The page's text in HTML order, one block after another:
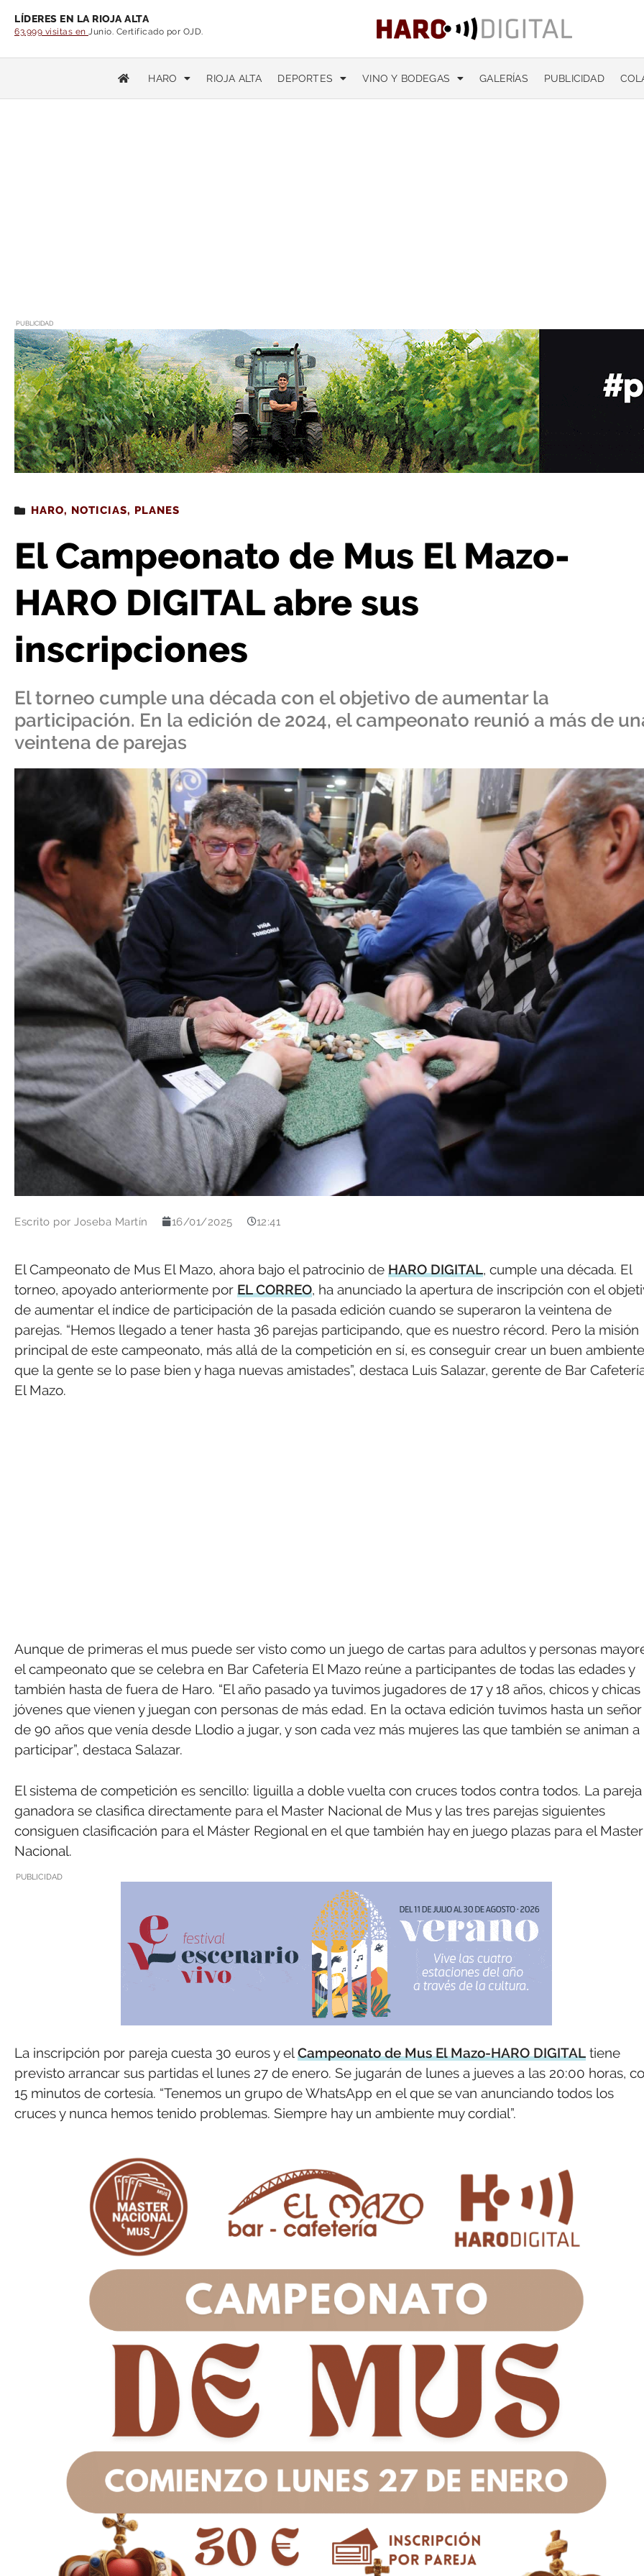
LÍDERES EN LA RIOJA ALTA
63.999 visitas en Junio. Certificado por OJD.
HARO RIOJA ALTA DEPORTES VINO Y BODEGAS GALERÍAS PUBLICIDAD
PUBLICIDAD
Estás leyendo: El Campeonato de Mus El Mazo-HARO DIGITAL abre sus inscripciones
HARO, NOTICIAS, PLANES
El Campeonato de Mus El Mazo-
HARO DIGITAL abre sus
inscripciones
El torneo cumple una década con el objetivo de aumentar la
participación. En la edición de 2024, el campeonato reunió a más de
veintena de parejas
Escrito por Joseba Martín 16/01/2025 12:41
El Campeonato de Mus El Mazo, ahora bajo el patrocinio de HARO DIGITAL, cumple una década. El
torneo, apoyado anteriormente por EL CORREO, ha anunciado la apertura de inscripción con el
de aumentar el índice de participación de la pasada edición cuando se superaron la veintena de
parejas. “Hemos llegado a tener hasta 36 parejas participando, que es nuestro récord. Pero la misión
principal de este campeonato, más allá de la competición en sí, es conseguir crear un buen
que la gente se lo pase bien y haga nuevas amistades”, destaca Luis Salazar, gerente de Bar
El Mazo.
Aunque de primeras el mus puede ser visto como un juego de cartas para adultos y personas
el campeonato que se celebra en Bar Cafetería El Mazo reúne a participantes de todas las edades y
también hasta de fuera de Haro. “El año pasado ya tuvimos jugadores de 17 y 18 años, chicos y chicas
jóvenes que vienen y juegan con personas de más edad. En la octava edición tuvimos hasta un señor
de 90 años que venía desde Llodio a jugar, y son cada vez más mujeres las que también se animan a
participar”, destaca Salazar.
El sistema de competición es sencillo: liguilla a doble vuelta con cruces todos contra todos. La pareja
ganadora se clasifica directamente para el Master Nacional de Mus y las tres parejas siguientes
consiguen clasificación para el Máster Regional en el que también hay en juego plazas para el Master
Nacional.
PUBLICIDAD
La inscripción por pareja cuesta 30 euros y elCampeonato de Mus El Mazo-HARO DIGITAL tiene
previsto arrancar sus partidas el lunes 27 de enero. Se jugarán de lunes a jueves a las 20:00 horas,
15 minutos de cortesía. “Tenemos un grupo de WhatsApp en el que se van anunciando todos los
cruces y nunca hemos tenido problemas. Siempre hay un ambiente muy cordial”.